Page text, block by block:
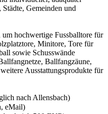
Gemeinden und
um hochwertige Fussballtore für
Minitore, Tore für
sowie Schusswände
Ballfangzäune,
Ausstattungsprodukte für
nach Allensbach)
eMail)